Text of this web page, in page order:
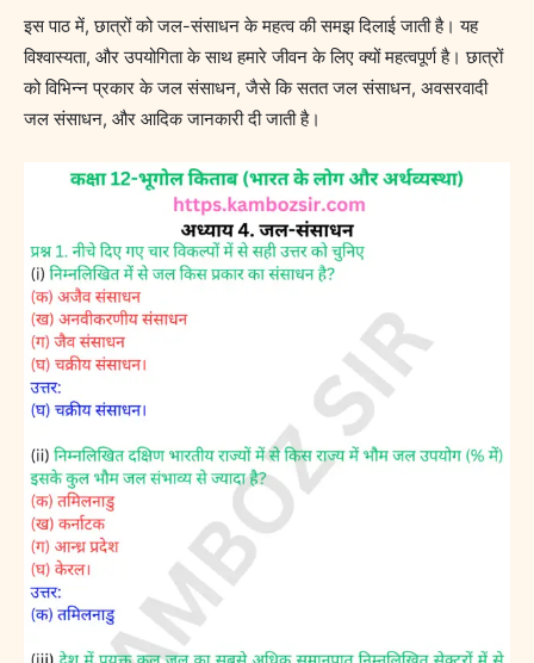
इस पाठ में, छात्रों को जल-संसाधन के महत्व की समझ दिलाई जाती है। यह
विश्वास्यता, और उपयोगिता के साथ हमारे जीवन के लिए क्यों महत्वपूर्ण है। छात्रों
को विभिन्न प्रकार के जल संसाधन, जैसे कि सतत जल संसाधन, अवसरवादी
जल संसाधन, और आदिक जानकारी दी जाती है।